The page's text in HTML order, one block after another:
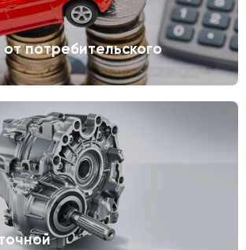
потребительского